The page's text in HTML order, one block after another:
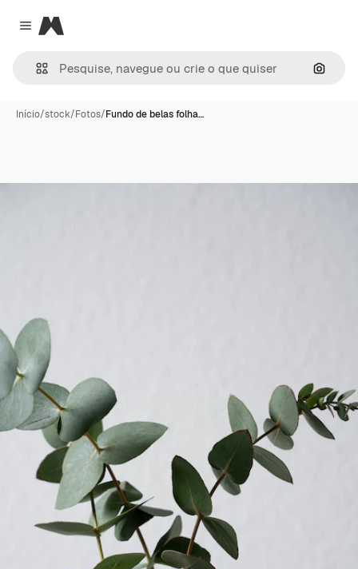
Close menu
Magnific
Início/stock/Fotos/Fundo de belas folha…